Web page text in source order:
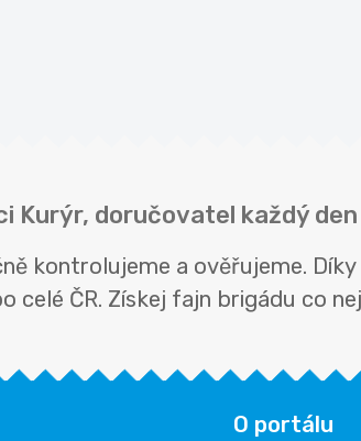
Kurýr, doručovatel každý den
kontrolujeme a ověřujeme.
celé ČR. Získej fajn brigádu co
O portálu